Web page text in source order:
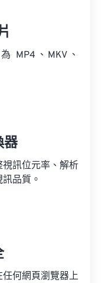
MP4、MKV、
器
訊位元率、解析
品質。
何網頁瀏覽器上